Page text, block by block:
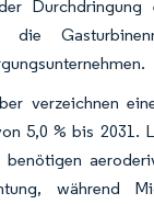
Durchdringung
die
verzeichnen
5,0 % bis 2031.
benötigen
während